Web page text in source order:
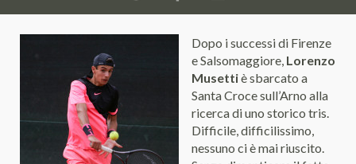
Dopo i successi di Firenze
e Salsomaggiore, Lorenzo
Musettiè sbarcato a
Santa Croce sull’Arno alla
ricerca di uno storico tris.
Difficile, difficilissimo,
nessuno ci è mai riuscito.